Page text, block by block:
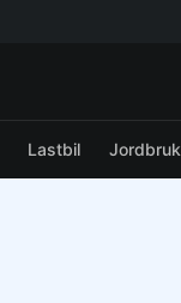
Lastbil Jordbruk